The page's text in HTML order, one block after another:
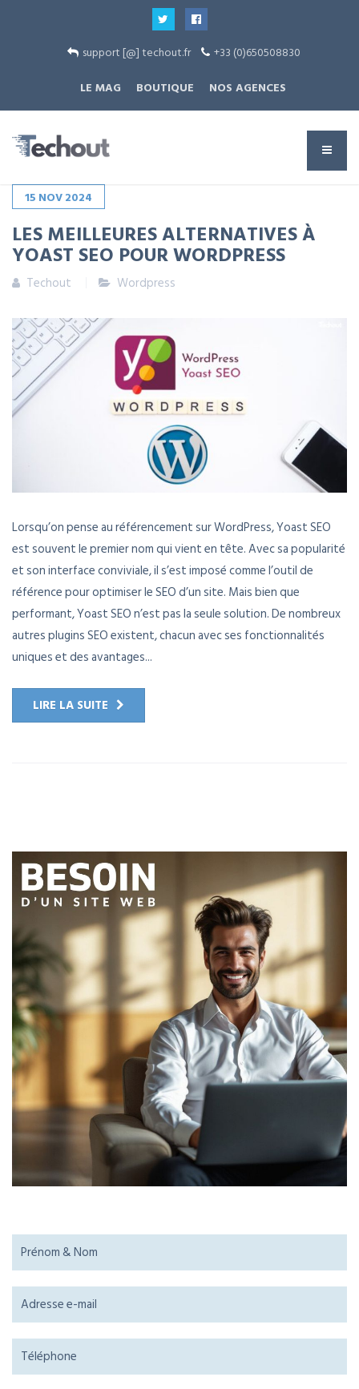
support [@] techout.fr
+33 (0)650508830
LE MAG
BOUTIQUE NOS AGENCES
15 NOV2024
LES MEILLEURES ALTERNATIVES À
YOAST SEO POUR WORDPRESS
Techout Wordpress
Lorsqu’on pense au référencement sur WordPress, Yoast SEO
est souvent le premier nom qui vient en tête. Avec sa popularité
et son interface conviviale, il s’est imposé comme l’outil de
référence pour optimiser le SEO d’un site. Mais bien que
performant, Yoast SEO n’est pas la seule solution. De nombreux
autres plugins SEO existent, chacun avec ses fonctionnalités
uniques et des avantages...
LIRE LA SUITE